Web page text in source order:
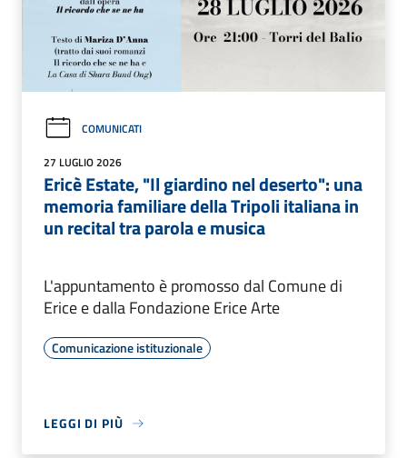
COMUNICATI
27 LUGLIO 2026
Ericè Estate, "Il giardino nel deserto": una
memoria familiare della Tripoli italiana in
un recital tra parola e musica
L'appuntamento è promosso dal Comune di
Erice e dalla Fondazione Erice Arte
Comunicazione istituzionale
LEGGI DI PIÙ